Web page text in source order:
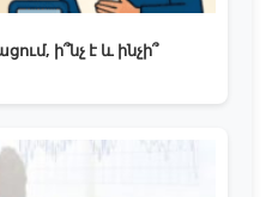
ի՞նչ է և ինչի՞